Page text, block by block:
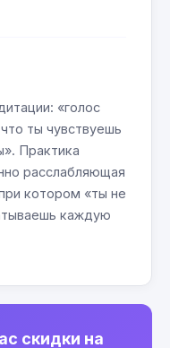
«голос
ты чувствуешь
Практика
расслабляющая
котором «ты не
каждую
скидки на